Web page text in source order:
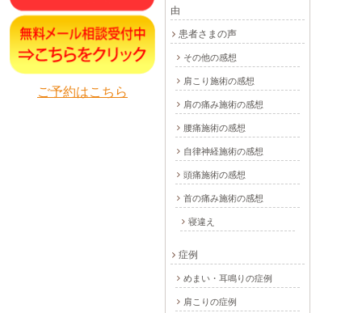
ご予約はこちら
由
患者さまの声
その他の感想
肩こり施術の感想
肩の痛み施術の感想
腰痛施術の感想
自律神経施術の感想
頭痛施術の感想
首の痛み施術の感想
寝違え
症例
めまい・耳鳴りの症例
肩こりの症例